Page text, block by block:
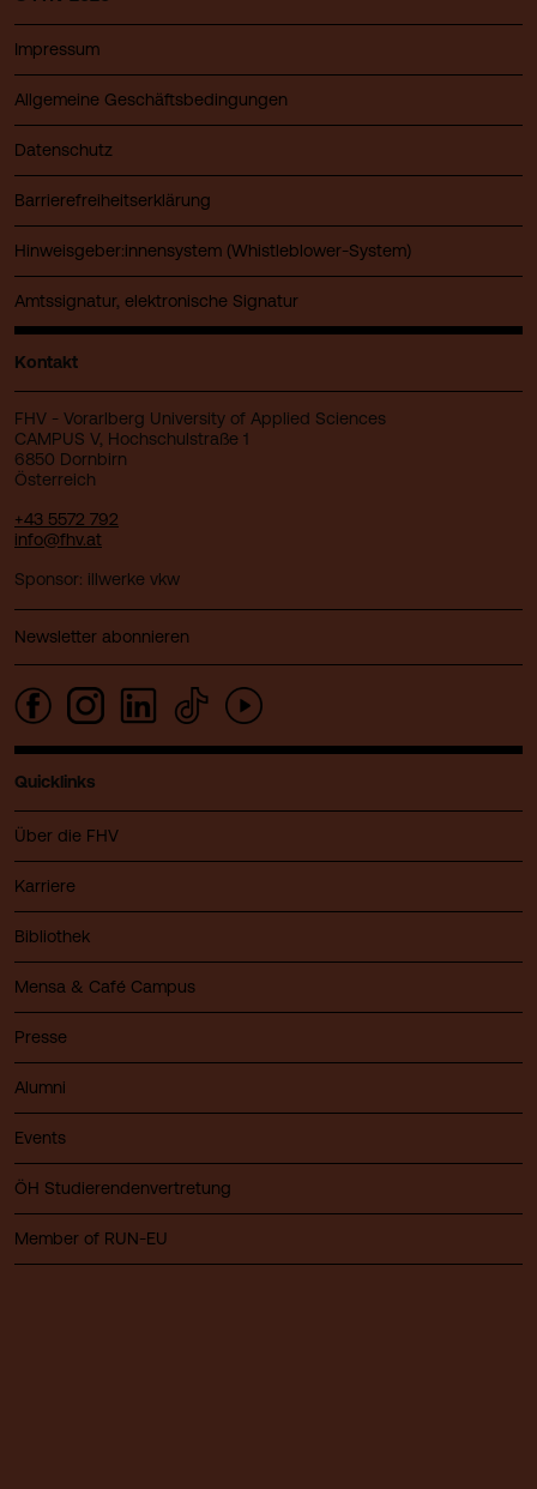
Impressum
Allgemeine Geschäftsbedingungen
Datenschutz
Barrierefreiheitserklärung
Hinweisgeber:innensystem (Whistleblower-System)
Amtssignatur, elektronische Signatur
Kontakt
FHV - Vorarlberg University of Applied Sciences
CAMPUS V, Hochschulstraße 1
6850 Dornbirn
Österreich
+43 5572 792
info@fhv.at
Sponsor: illwerke vkw
Newsletter abonnieren
Quicklinks
Über die FHV
Karriere
Bibliothek
Mensa & Café Campus
Presse
Alumni
Events
ÖH Studierendenvertretung
Member of RUN-EU